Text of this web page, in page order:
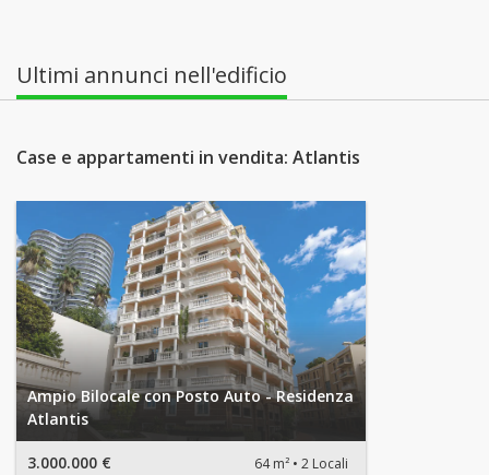
Ultimi annunci nell'edificio
Case e appartamenti in vendita: Atlantis
Ampio Bilocale con Posto Auto - Residenza
Atlantis
3.000.000 € 64 m² 2 Locali